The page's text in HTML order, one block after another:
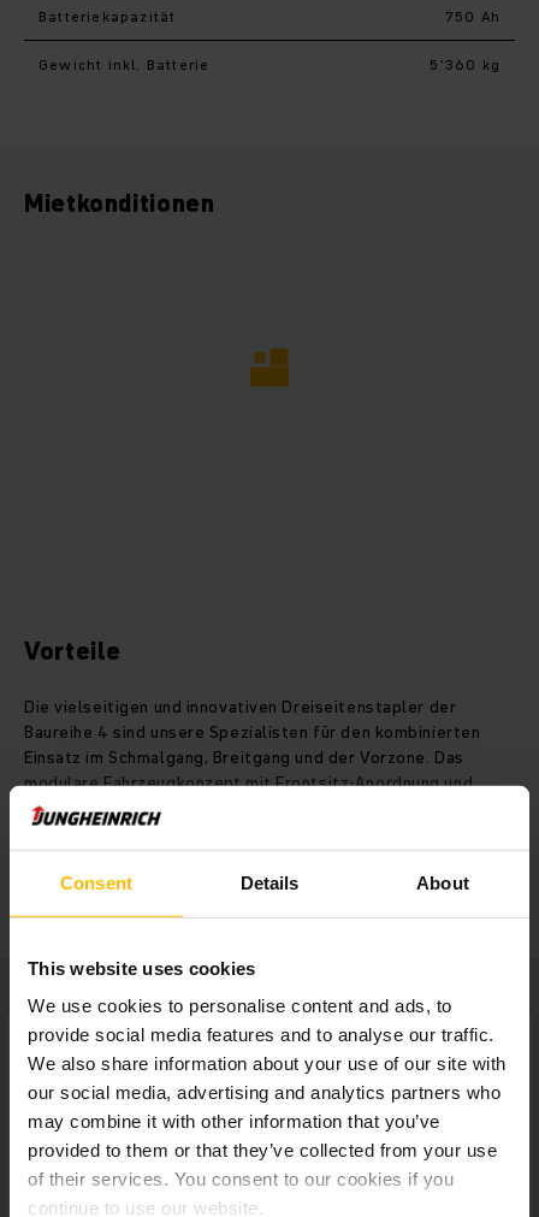
Consent Details About
This website uses cookies
We use cookies to personalise content and ads, to
provide social media features and to analyse our traffic.
We also share information about your use of our site with
our social media, advertising and analytics partners who
may combine it with other information that you’ve
provided to them or that they’ve collected from your use
of their services. You consent to our cookies if you
continue to use our website.
Batteriekapazität 750 Ah
Gewicht inkl. Batterie 5’360 kg
Mietkonditionen
Vorteile
Die vielseitigen und innovativen Dreiseitenstapler der
Baureihe 4 sind unsere Spezialisten für den kombinierten
Einsatz im Schmalgang, Breitgang und der Vorzone. Das
modulare Fahrzeugkonzept mit Frontsitz-Anordnung und
seitlich positioniertem Hubgerüst bietet optimale Sicht auf
Gabel, Last und Fahrweg. Gearbeitet wird nach dem Man-
Down-Prinzip, bei dem die Gabel nach oben fährt und die
Fahrerplattform am Boden bleibt. Für Sicherheit sorgen
dabei serienmäßige und optionale Ausstattungsoptionen wie
Bodensteuerung für optimale Geschwindigkeitsprofile.
Drehstromtechnik gewährleistet maximale Umschlagleistung
bei niedrigem Verbrauch. Die Lagernavigation erleichtert das
Arbeiten und ermöglicht millimetergenaues, sanftes
Positionieren. Der Fahrer profitiert vom intuitiven
Bedienkonzept mit großem Display, dem verstellbarem
Bedienpult, geräumigen Ablagen und ergonomischen
Bedienelementen.